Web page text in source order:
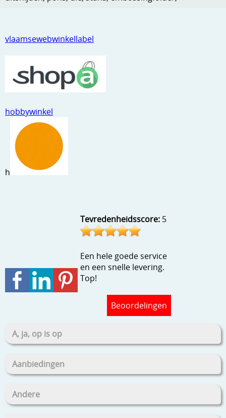
Papier en karton
Ribbelaar
Snijmaterialen
Speciaal papier
Stans machine en embossing machines
Template, mask, stencils, grids
Wat nog, een creatief kijkje
vlaamsewebwinkellabel
hobbywinkel
h
Tevredenheidsscore: 5
Een hele goede service
en een snelle levering.
Top!
Beoordelingen
A, ja, op is op
Aanbiedingen
Andere